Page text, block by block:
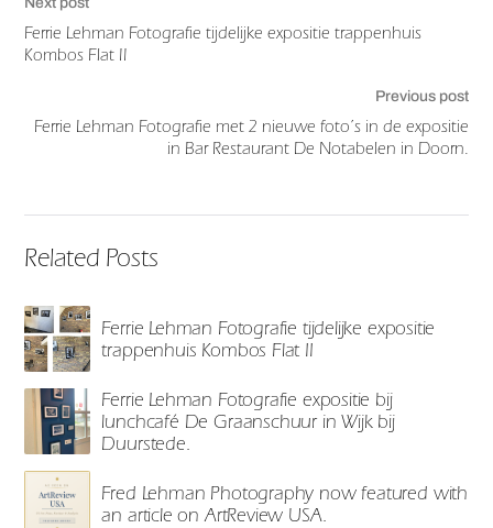
Ferrie Lehman Fotografie tijdelijke expositie trappenhuis
Kombos Flat II
Previous post
Ferrie Lehman Fotografie met 2 nieuwe foto’s in de expositie
in Bar Restaurant De Notabelen in Doorn.
Related Posts
Ferrie Lehman Fotografie tijdelijke expositie
trappenhuis Kombos Flat II
Ferrie Lehman Fotografie expositie bij
lunchcafé De Graanschuur in Wijk bij
Duurstede.
Fred Lehman Photography now featured with
an article on ArtReview USA.